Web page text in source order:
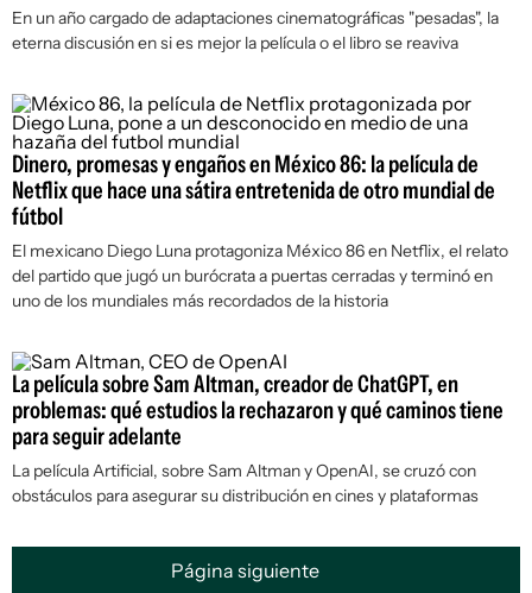
En un año cargado de adaptaciones cinematográficas "pesadas", la
eterna discusión en si es mejor la película o el libro se reaviva
Dinero, promesas y engaños en México 86: la película de
Netflix que hace una sátira entretenida de otro mundial de
fútbol
El mexicano Diego Luna protagoniza México 86en Netflix, el relato
del partido que jugó un burócrata a puertas cerradas y terminó en
uno de los mundiales más recordados de la historia
La película sobre Sam Altman, creador de ChatGPT, en
problemas: qué estudios la rechazaron y qué caminos tiene
para seguir adelante
La película Artificial, sobre Sam Altman y OpenAI, se cruzó con
obstáculos para asegurar su distribución en cines y plataformas
Página siguiente